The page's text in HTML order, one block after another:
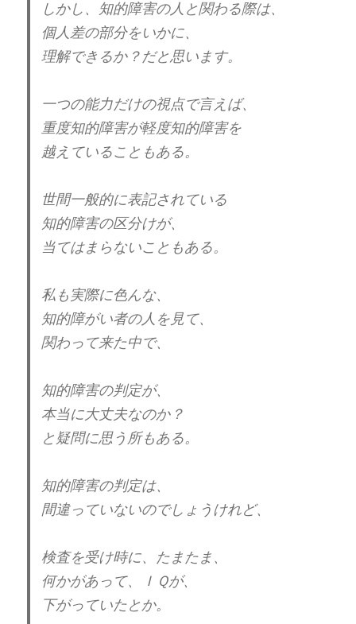
自己愛あるある〜。
本当に仕事の腕や能力が
大した事ないのに自分は、
一流だと思い込んでいる人も多い。
愛性パーソナリティ障害
(@syougaisyaka)April 1, 2024
NPDは自分の問題を悉く他者に転嫁する
るため、何年生きても改善せず、歳を取る
ほど精神年齢との差が開き、悪化するよう
に見えます。自分は何をしても免罪される
という意識は、自分の全ての非を常に他者
結果と思われます
https://t.co/pf7rBNUMAN
— Silenced Since 2007
自己愛性人格障害の人は
裏切るのが大好き
傷つけるのが大好き
人の責任にするのが大好き
嘘をつくのが大好き
支配するのが大好き
誉められるのが大好き
怒鳴るのが大好き
無視が大好き
人の物を盗むのが大好き
悪口が大好き
まともではない…
— sara (@j0BU8w1G6IObCio)
この電子書籍を読むまで、
横山やすしさんは、晩年に、
長年、色んな所で恨みを買っていたので、
仕方ないと言えば、仕方ないですね。
しかし、知的障害の人と関わる際は、
個人差の部分をいかに、
理解できるか？だと思います。
一つの能力だけの視点で言えば、
重度知的障害が軽度知的障害を
越えていることもある。
世間一般的に表記されている
知的障害の区分けが、
当てはまらないこともある。
私も実際に色んな、
知的障がい者の人を見て、
関わって来た中で、
知的障害の判定が、
本当に大丈夫なのか？
と疑問に思う所もある。
知的障害の判定は、
間違っていないのでしょうけれど、
検査を受け時に、たまたま、
何かがあって、ＩＱが、
下がっていたとか。